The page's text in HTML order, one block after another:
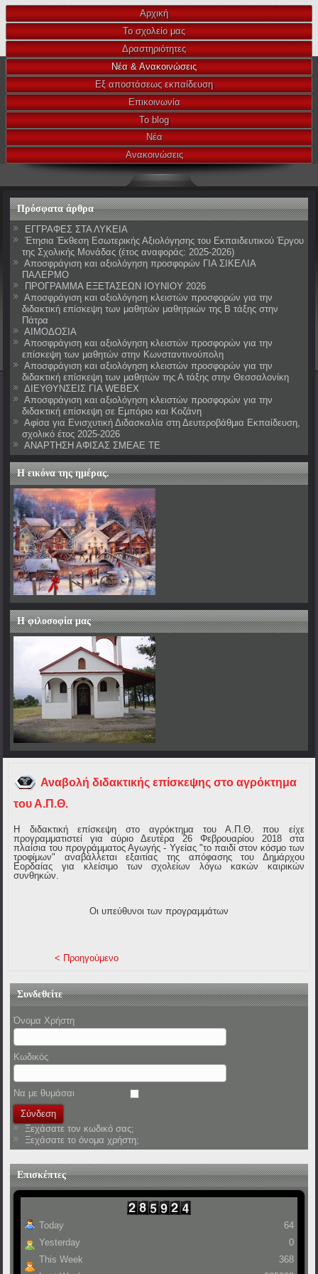
Αρχική
Το σχολείο μας
Δραστηριότητες
Νέα & Ανακοινώσεις
Εξ αποστάσεως εκπαίδευση
Επικοινωνία
Το blog
Νέα
Ανακοινώσεις
Πρόσφατα άρθρα
ΕΓΓΡΑΦΕΣ ΣΤΑ ΛΥΚΕΙΑ
Έτησια Έκθεση Εσωτερικής Αξιολόγησης του Εκπαιδευτικού Έργου
της Σχολικής Μονάδας (έτος αναφοράς: 2025-2026)
Αποσφράγιση και αξιολόγηση προσφορών ΓΙΑ ΣΙΚΕΛΙΑ
ΠΑΛΕΡΜΟ
ΠΡΟΓΡΑΜΜΑ ΕΞΕΤΑΣΕΩΝ ΙΟΥΝΙΟΥ 2026
Αποσφράγιση και αξιολόγηση κλειστών προσφορών για την
διδακτική επίσκεψη των μαθητών μαθητριών της Β τάξης στην
Πάτρα
ΑΙΜΟΔΟΣΙΑ
Αποσφράγιση και αξιολόγηση κλειστών προσφορών για την
επίσκεψη των μαθητών στην Κωνσταντινούπολη
Αποσφράγιση και αξιολόγηση κλειστών προσφορών για την
διδακτική επίσκεψη των μαθητών της Α τάξης στην Θεσσαλονίκη
ΔΙΕΥΘΥΝΣΕΙΣ ΓΙΑ WEBEX
Αποσφράγιση και αξιολόγηση κλειστών προσφορών για την
διδακτική επίσκεψη σε Εμπόριο και Κοζάνη
Αφίσα για Ενισχυτική Διδασκαλία στη Δευτεροβάθμια Εκπαίδευση,
σχολικό έτος 2025-2026
ΑΝΑΡΤΗΣΗ ΑΦΙΣΑΣ ΣΜΕΑΕ ΤΕ
Η εικόνα της ημέρας.
Η φιλοσοφία μας
Αναβολή διδακτικής επίσκεψης στο αγρόκτημα
του Α.Π.Θ.
Η διδακτική επίσκεψη στο αγρόκτημα του Α.Π.Θ. που είχε
προγραμματιστεί για αύριο Δευτέρα 26 Φεβρουαρίου 2018 στα
πλαίσια του προγράμματος Αγωγής - Υγείας "το παιδί στον κόσμο των
τροφίμων" αναβάλλεται εξαιτίας της απόφασης του Δημάρχου
Εορδαίας για κλείσιμο των σχολείων λόγω κακών καιρικών
συνθηκών.
Οι υπεύθυνοι των προγραμμάτων
< Προηγούμενο
Συνδεθείτε
Όνομα Χρήστη
Κωδικός
Να με θυμάσαι
Ξεχάσατε τον κωδικό σας;
Ξεχάσατε το όνομα χρήστη;
Επισκέπτες
Today
Yesterday
This Week
64
0
368